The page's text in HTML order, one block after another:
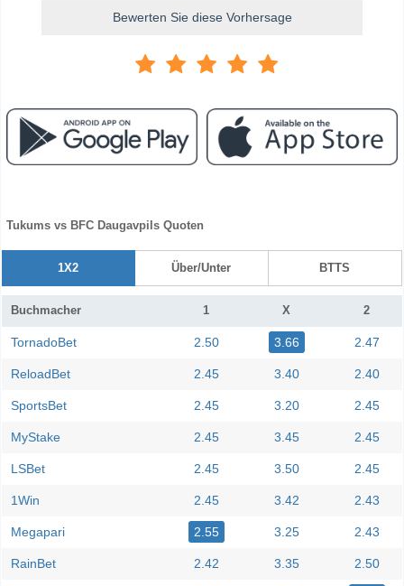
Bewerten Sie diese Vorhersage
Tukums vs BFC Daugavpils Quoten
1X2 Über/Unter BTTS
Buchmacher 1 X 2
TornadoBet 2.50 3.66 2.47
ReloadBet 2.45 3.40 2.40
SportsBet 2.45 3.20 2.45
MyStake 2.45 3.45 2.45
LSBet 2.45 3.50 2.45
1Win 2.45 3.42 2.43
Megapari 2.55 3.25 2.43
RainBet 2.42 3.35 2.50